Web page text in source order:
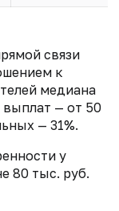
связи
к
медиана
выплат — от 50
— 31%.
у
80 тыс. руб.